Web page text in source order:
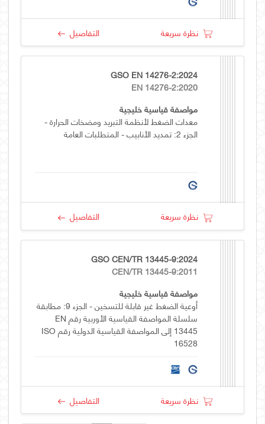
نظرة سريعة التفاصيل
GSO EN 14276-2:2024
EN 14276-2:2020
مواصفة قياسية خليجية
معدات الضغط لأنظمة التبريد ومضخات الحرارة -
الجزء 2: تمديد الأنابيب - المتطلبات العامة
نظرة سريعة التفاصيل
GSO CEN/TR 13445-9:2024
CEN/TR 13445-9:2011
مواصفة قياسية خليجية
أوعية الضغط غير قابلة للتسخين - الجزء 9: مطابقة
سلسلة المواصفة القياسية الأوربية رقم EN
13445 إلى المواصفة القياسية الدولية رقم ISO
16528
نظرة سريعة التفاصيل